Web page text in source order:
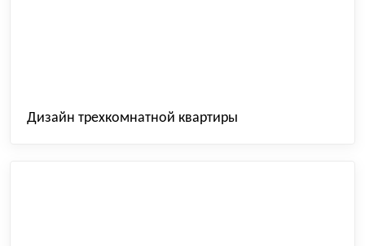
Дизайн трехкомнатной квартиры